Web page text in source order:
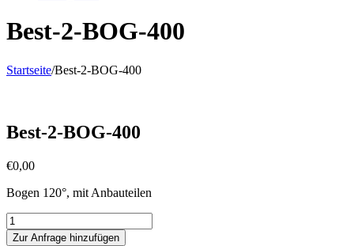
Best-2-BOG-400
Startseite/Best-2-BOG-400
Best-2-BOG-400
€0,00
Bogen 120°, mit Anbauteilen
Best-
2-Zur Anfrage hinzufügen